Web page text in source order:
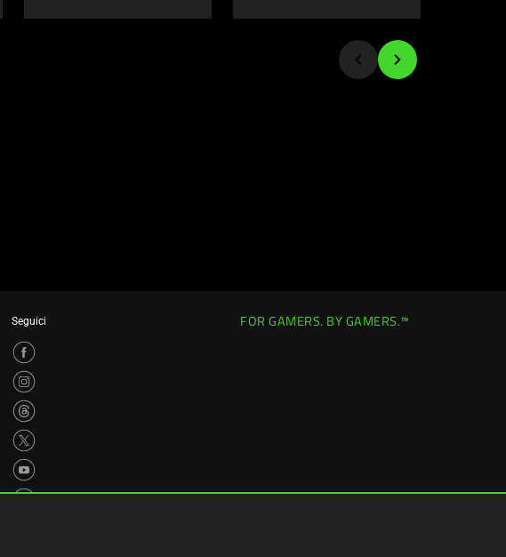
Seguici FOR GAMERS. BY GAMERS.™